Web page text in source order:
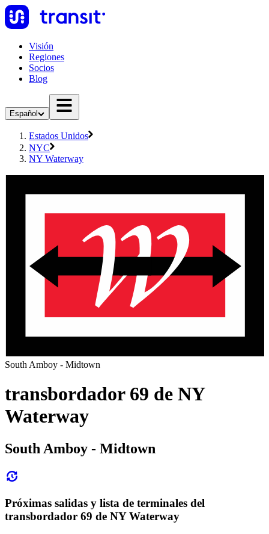
Visión
Regiones
Socios
Blog
Español
Estados Unidos
NYC
NY Waterway
South Amboy - Midtown
transbordador 69 de NY
Waterway
South Amboy - Midtown
Próximas salidas y lista de terminales del
transbordador 69 de NY Waterway